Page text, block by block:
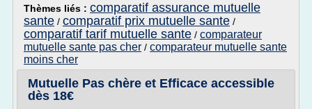
Thèmes liés : comparatif assurance mutuelle
sante / comparatif prix mutuelle sante /
comparatif tarif mutuelle sante / comparateur
mutuelle sante pas cher / comparateur mutuelle sante
moins cher
Mutuelle Pas chère et Efficace accessible
dès 18€